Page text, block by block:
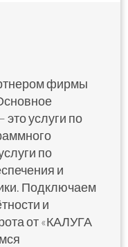
фирмы
услуги по
по
и
Подключаем
и
от «КАЛУГА